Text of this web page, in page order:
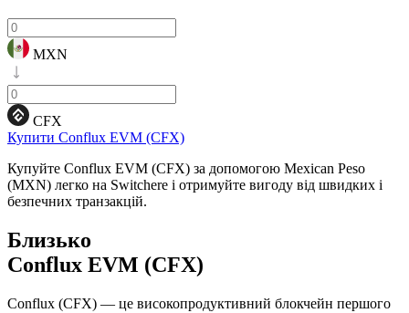
MXN
CFX
Купити Conflux EVM (CFX)
Купуйте Conflux EVM (CFX) за допомогою Mexican Peso
(MXN) легко на Switchere і отримуйте вигоду від швидких і
безпечних транзакцій.
Близько
Conflux EVM (CFX)
Conflux (CFX) — це високопродуктивний блокчейн першого